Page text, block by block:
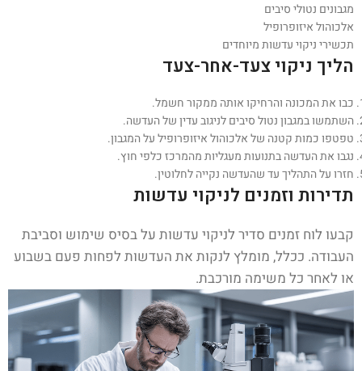
מגבונים נטולי סיבים
אלכוהול איזופרופיל
תכשירי ניקוי עדשות מיוחדים
הליך ניקוי צעד-אחר-צעד
כבו את המכונה והרחיקו אותה ממקור חשמל.
השתמשו במגבון נטול סיבים לניגוב עדין של העדשה.
טפטפו כמות קטנה של אלכוהול איזופרופיל על המגבון.
נגבו את העדשה בתנועות מעגליות מהמרכז כלפי חוץ.
חזרו על התהליך עד שהעדשה נקייה לחלוטין.
תדירות וזמנים לניקוי עדשות
קבעו לוח זמנים סדיר לניקוי עדשות על בסיס שימוש וסביבת
העבודה. ככלל, מומלץ לנקות את העדשות לפחות פעם בשבוע
או לאחר כל משימה מורכבת.